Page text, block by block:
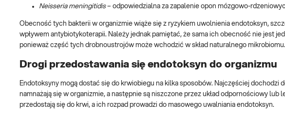
Neisseria meningitidis– odpowiedzialna za zapalenie opon mózgowo-
Obecność tych bakterii w organizmie wiąże się z ryzykiem uwolnienia endotoksyn,
wpływem antybiotykoterapii. Należy jednak pamiętać, że sama ich obecność nie jest
ponieważ część tych drobnoustrojów może wchodzić w skład naturalnego mikrobiomu.
Drogi przedostawania się endotoksyn do organizmu
Endotoksyny mogą dostać się do krwiobiegu na kilka sposobów. Najczęściej
namnażają się w organizmie, a następnie są niszczone przez układ odpornościowy lub
przedostają się do krwi, a ich rozpad prowadzi do masowego uwalniania endotoksyn.